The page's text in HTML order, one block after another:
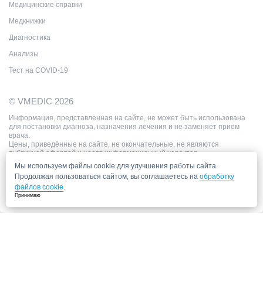
Медицинские справки
Медкнижки
Диагностика
Анализы
Тест на COVID-19
© VMEDIC 2026
Информация, представленная на сайте, не может быть использована
для постановки диагноза, назначения лечения и не заменяет прием
врача.
Цены, приведённые на сайте, не окончательные, не являются
публичной офертой и носят информационный характер.
Мы используем файлы cookie для улучшения работы сайта.
Продолжая пользоваться сайтом, вы соглашаетесь на обработку
файлов cookie.
Принимаю